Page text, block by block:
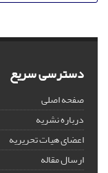
دسترسی سریع
صفحه اصلی
درباره نشریه
اعضای هیات تحریریه
ارسال مقاله